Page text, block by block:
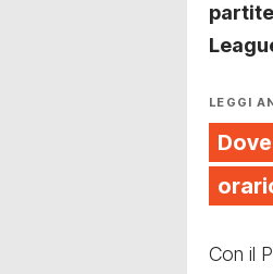
LEGGI
Con il